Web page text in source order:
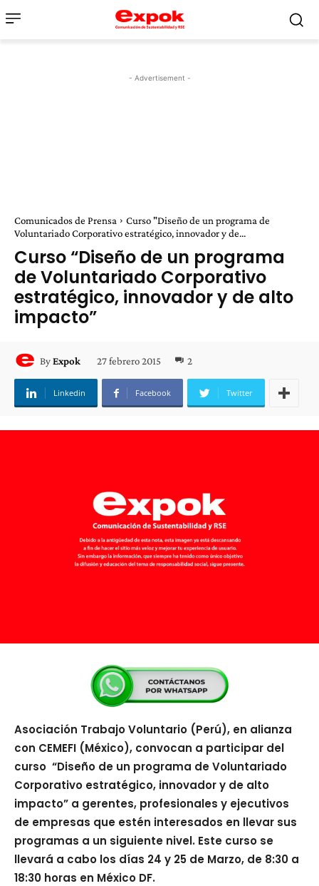
- Advertisement -
Comunicados de Prensa
Curso "Diseño de un programa de
Voluntariado Corporativo estratégico, innovador y de...
Curso “Diseño de un programa
de Voluntariado Corporativo
estratégico, innovador y de alto
impacto”
ByExpok 27 febrero 2015 2
Linkedin Facebook Twitter
Asociación Trabajo Voluntario (Perú), en alianza
con CEMEFI (México), convocan a participar del
curso “Diseño de un programa de Voluntariado
Corporativo estratégico, innovador y de alto
impacto” a gerentes, profesionales y ejecutivos
de empresas que estén interesados en llevar sus
programas a un siguiente nivel. Este curso se
llevará a cabo los días 24 y 25 de Marzo, de 8:30 a
18:30 horas en México DF.